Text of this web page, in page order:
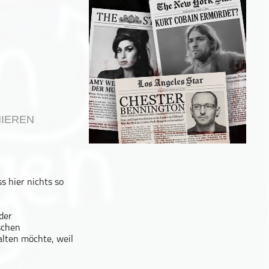
hier nichts so
möchte, weil